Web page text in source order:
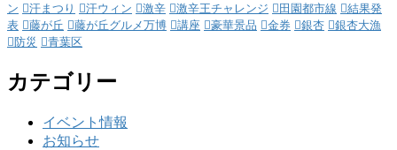
ン
汗まつり 汗ウィン 激辛 激辛王チャレンジ 田園都市線
結果発
表
藤が丘 藤が丘グルメ万博 講座 豪華景品 金券 銀杏
銀杏大漁
防災
青葉区
カテゴリー
イベント情報
お知らせ